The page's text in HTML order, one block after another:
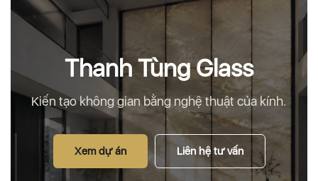
Thanh Tùng Glass
Kiến tạo không gian bằng nghệ thuật của kính.
Xem dự án Liên hệ tư vấn